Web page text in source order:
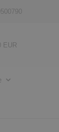
EUR